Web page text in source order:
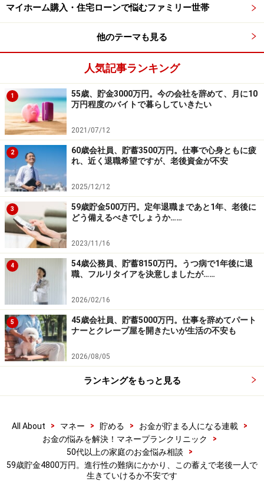
で生きていけるか不安です。家計簿なども付けたことも
なく、いつもどんぶり勘定で生活しておりました。足ら
なくなってもまた来月入ってくるから……と、真剣に家計
のことなど考えもしませんでした。
とりとめのない話になってしまい申し訳ありませんが、
どうぞよろしくお願いいたします。
■家計収支データ
相談者「ぬいぐるみ好き」さんの家計収支データ
■家計収支データ補足
（1）収入について
過去の実績は、平均で手取り53万円。最近では37万円ほ
ど（病気で休みがちになり、下がりました）。
（2）ボーナスの使い道
今まで計画を立てて使ったことはなく、必要なときにカ
ードで払って、普通預金から落ちるといった感覚でし
た。車のボーナス時払いと税金24万円、帰省費用（2
回）30万円、固定資産税（家と他で所有の土地）20万円
など。
（3）家計収支について
病気になって収入が減ってからは普通預金がどんどん減
っていると思います。それまでは給与が多くて、使いき
れなかった分はそのまま普通預金に入れっぱなしか、買
マイホーム購入・住宅ローンで悩むファミリー世帯
他のテーマも見る
人気記事ランキング
1
55歳、貯金3000万円。今の会社を辞めて、月に10
万円程度のバイトで暮らしていきたい
2021/07/12
2
60歳会社員、貯蓄3500万円。仕事で心身ともに疲
れ、近く退職希望ですが、老後資金が不安
2025/12/12
3
59歳貯金500万円。定年退職まであと1年、老後に
どう備えるべきでしょうか……
2023/11/16
4
54歳公務員、貯蓄8150万円。うつ病で1年後に退
職、フルリタイアを決意しましたが……
2026/02/16
5
45歳会社員、貯蓄5000万円。仕事を辞めてパート
ナーとクレープ屋を開きたいが生活の不安も
2026/08/05
ランキングをもっと見る
All About > マネー > 貯める > お金が貯まる人になる連載
>
お金の悩みを解決！マネープランクリニック
>
50代以上の家庭のお金悩み相談
>
59歳貯金4800万円。進行性の難病にかかり、この蓄えで老後一人で
生きていけるか不安です